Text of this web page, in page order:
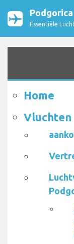
Essentiële
Home
Vluchten